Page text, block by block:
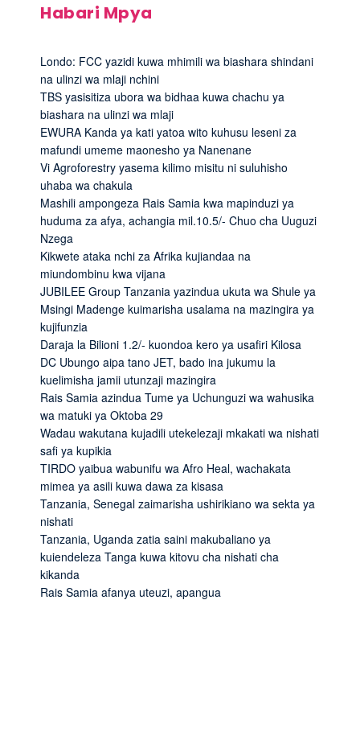
Habari Mpya
Londo: FCC yazidi kuwa mhimili wa biashara shindani
na ulinzi wa mlaji nchini
TBS yasisitiza ubora wa bidhaa kuwa chachu ya
biashara na ulinzi wa mlaji
EWURA Kanda ya kati yatoa wito kuhusu leseni za
mafundi umeme maonesho ya Nanenane
Vi Agroforestry yasema kilimo misitu ni suluhisho
uhaba wa chakula
Mashili ampongeza Rais Samia kwa mapinduzi ya
huduma za afya, achangia mil.10.5/- Chuo cha Uuguzi
Nzega
Kikwete ataka nchi za Afrika kujiandaa na
miundombinu kwa vijana
JUBILEE Group Tanzania yazindua ukuta wa Shule ya
Msingi Madenge kuimarisha usalama na mazingira ya
kujifunzia
Daraja la Bilioni 1.2/- kuondoa kero ya usafiri Kilosa
DC Ubungo aipa tano JET, bado ina jukumu la
kuelimisha jamii utunzaji mazingira
Rais Samia azindua Tume ya Uchunguzi wa wahusika
wa matuki ya Oktoba 29
Wadau wakutana kujadili utekelezaji mkakati wa nishati
safi ya kupikia
TIRDO yaibua wabunifu wa Afro Heal, wachakata
mimea ya asili kuwa dawa za kisasa
Tanzania, Senegal zaimarisha ushirikiano wa sekta ya
nishati
Tanzania, Uganda zatia saini makubaliano ya
kuiendeleza Tanga kuwa kitovu cha nishati cha
kikanda
Rais Samia afanya uteuzi, apangua